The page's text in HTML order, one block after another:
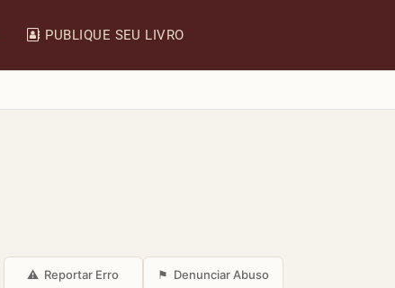
PUBLIQUE SEU LIVRO
⚠ Reportar Erro ⚑ Denunciar Abuso